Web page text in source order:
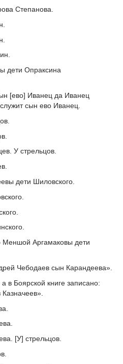
Степанова.
дети Опраксина
[ево] Иванец да Иванец
сын ево Иванец.
У стрельцов.
дети Шиловского.
Аргамаковы дети
Чебодаев сын Карандеева».
в Боярской книге записано:
[У] стрельцов.